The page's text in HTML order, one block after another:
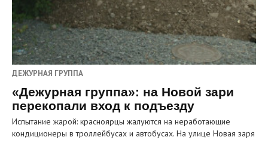
ДЕЖУРНАЯ ГРУППА
«Дежурная группа»: на Новой зари
перекопали вход к подъезду
Испытание жарой: красноярцы жалуются на неработающие
кондиционеры в троллейбусах и автобусах. На улице Новая заря